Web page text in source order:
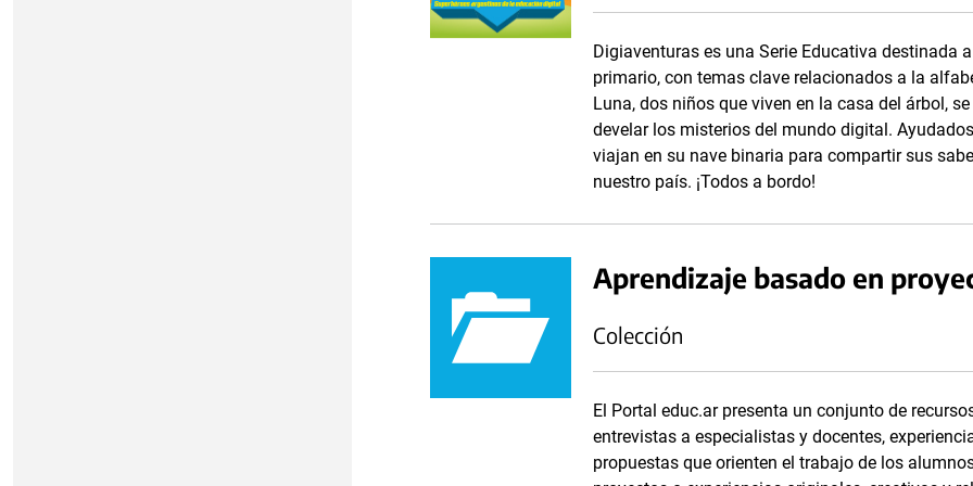
Digiaventuras es una Serie Educativa destinada
primario, con temas clave relacionados a la
Luna, dos niños que viven en la casa del árbol,
develar los misterios del mundo digital.
viajan en su nave binaria para compartir sus
nuestro país. ¡Todos a bordo!
Aprendizaje basado en
Colección
El Portal educ.ar presenta un conjunto de
entrevistas a especialistas y docentes,
propuestas que orienten el trabajo de los